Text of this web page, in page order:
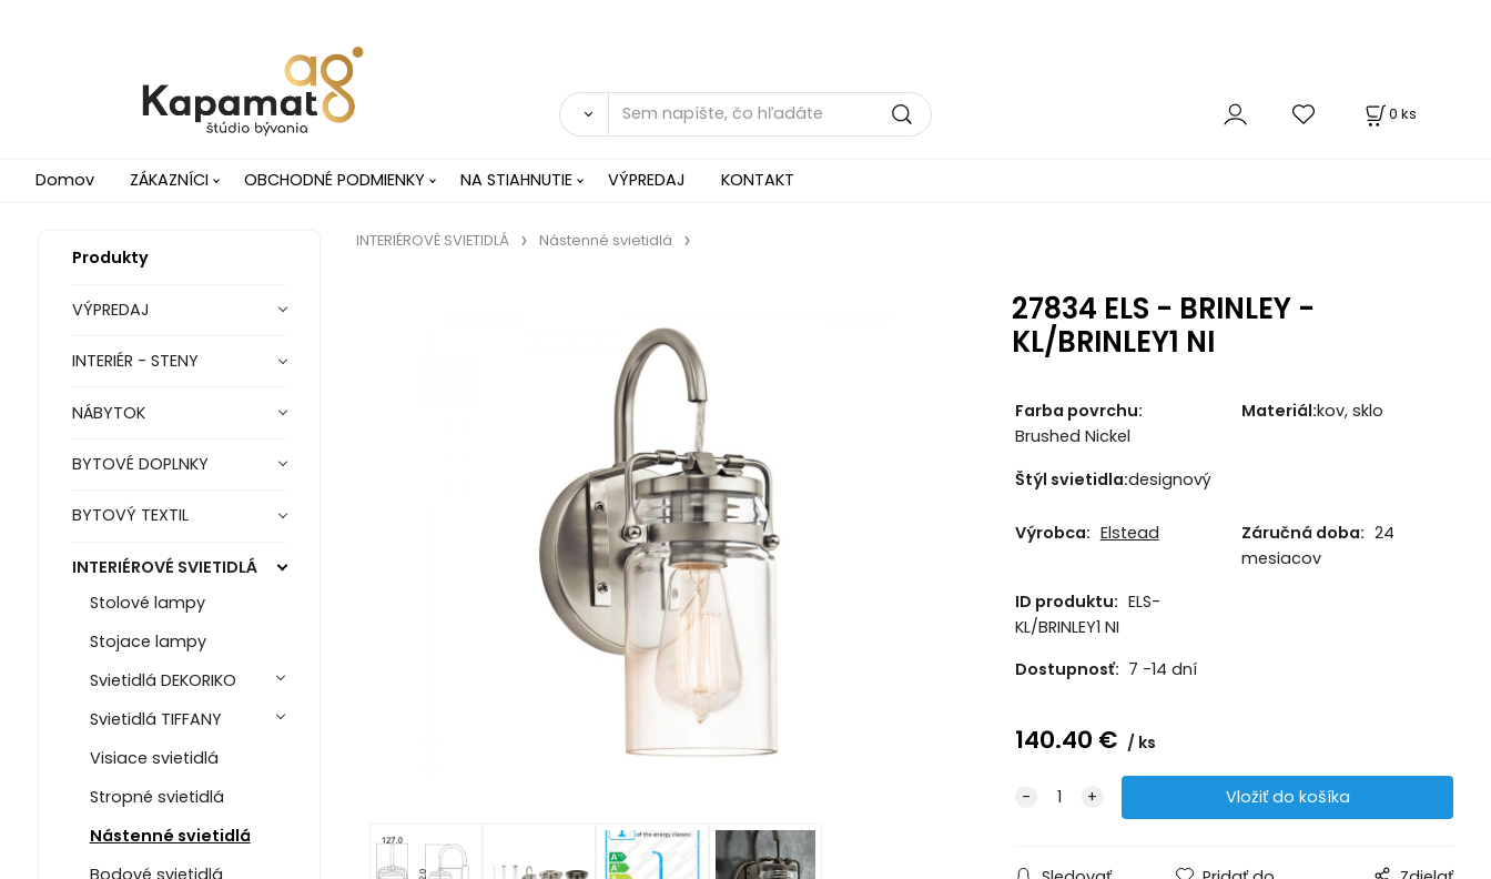
0 ks
Domov ZÁKAZNÍCI OBCHODNÉ PODMIENKY NA STIAHNUTIE VÝPREDAJ KONTAKT
Produkty
VÝPREDAJ
INTERIÉR - STENY
NÁBYTOK
BYTOVÉ DOPLNKY
BYTOVÝ TEXTIL
INTERIÉROVÉ SVIETIDLÁ
Stolové lampy
Stojace lampy
Svietidlá DEKORIKO
Svietidlá TIFFANY
Visiace svietidlá
Stropné svietidlá
Nástenné svietidlá
Bodové svietidlá
INTERIÉROVÉ SVIETIDLÁ Nástenné svietidlá
27834 ELS - BRINLEY -
KL/BRINLEY1 NI
Farba povrchu:
Brushed Nickel
Materiál:kov, sklo
Štýl svietidla:designový
Výrobca: Elstead Záručná doba: 24
mesiacov
ID produktu: ELS-
KL/BRINLEY1 NI
Dostupnosť: 7 -14 dní
140.40 € ks